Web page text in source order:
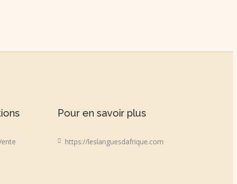
Pour en savoir plus
https://leslanguesdafrique.com